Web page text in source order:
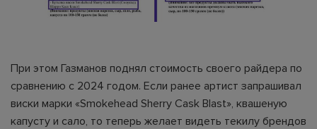
При этом Газманов поднял стоимость своего райдера по
сравнению с 2024 годом. Если ранее артист запрашивал
виски марки «Smokehead Sherry Cask Blast», квашеную
капусту и сало, то теперь желает видеть текилу брендов